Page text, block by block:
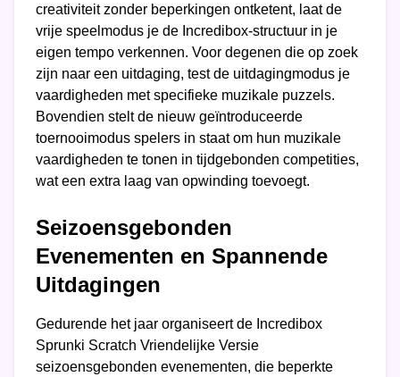
creativiteit zonder beperkingen ontketent, laat de
vrije speelmodus je de Incredibox-structuur in je
eigen tempo verkennen. Voor degenen die op zoek
zijn naar een uitdaging, test de uitdagingmodus je
vaardigheden met specifieke muzikale puzzels.
Bovendien stelt de nieuw geïntroduceerde
toernooimodus spelers in staat om hun muzikale
vaardigheden te tonen in tijdgebonden competities,
wat een extra laag van opwinding toevoegt.
Seizoensgebonden
Evenementen en Spannende
Uitdagingen
Gedurende het jaar organiseert de Incredibox
Sprunki Scratch Vriendelijke Versie
seizoensgebonden evenementen, die beperkte